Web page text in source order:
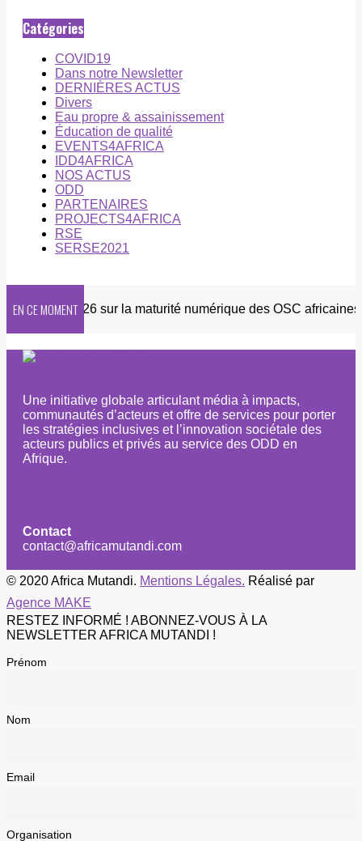
Catégories
COVID19
Dans notre Newsletter
DERNIÈRES ACTUS
Divers
Eau propre & assainissement
Éducation de qualité
EVENTS4AFRICA
IDD4AFRICA
NOS ACTUS
ODD
PARTENAIRES
PROJECTS4AFRICA
RSE
SERSE2021
EN CE MOMENT2026 sur la maturité numérique des OSC africaines
Une initiative globale articulant média à impacts,
communautés d’acteurs et offre de services pour porter
les stratégies inclusives et l’innovation sociétale des
acteurs publics et privés au service des ODD en
Afrique.
Contact
contact@africamutandi.com
© 2020 Africa Mutandi. Mentions Légales. Réalisé par
Agence MAKE
RESTEZ INFORMÉ ! ABONNEZ-VOUS À LA
NEWSLETTER AFRICA MUTANDI !
Prénom
Nom
Email
Organisation